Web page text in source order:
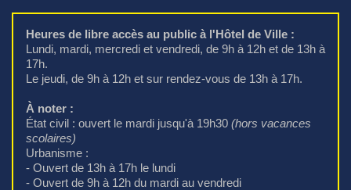
Heures de libre accès au public à l'Hôtel de Ville :
Lundi, mardi, mercredi et vendredi, de 9h à 12h et de 13h à
17h.
Le jeudi, de 9h à 12h et sur rendez-vous de 13h à 17h.
À noter :
État civil : ouvert le mardi jusqu'à 19h30 (hors vacances
scolaires)
Urbanisme :
- Ouvert de 13h à 17h le lundi
- Ouvert de 9h à 12h du mardi au vendredi